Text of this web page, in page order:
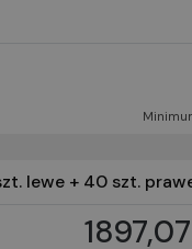
lewe + 40 szt.
1897,07